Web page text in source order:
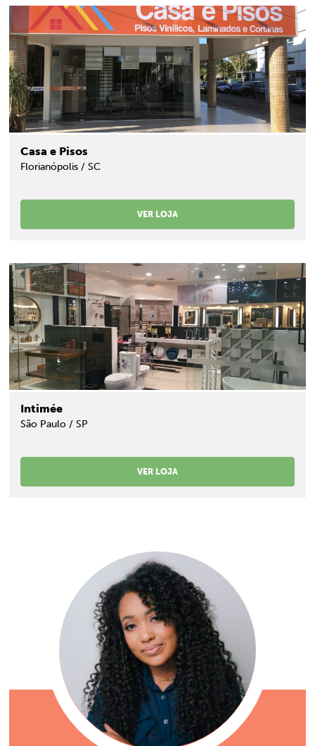
Casa e Pisos
Florianópolis / SC
VER LOJA
Intimée
São Paulo / SP
VER LOJA